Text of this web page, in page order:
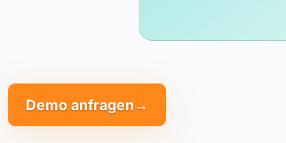
Demo anfragen →